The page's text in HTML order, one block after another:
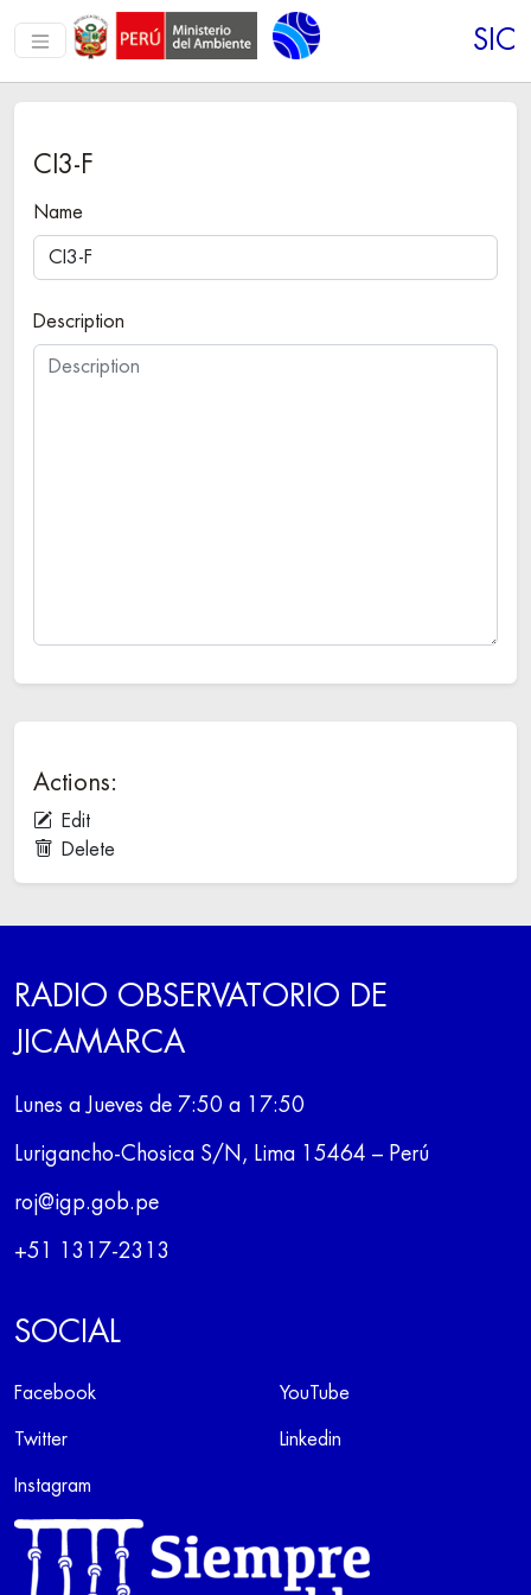
SIC
CI3-F
Name
Description
Actions:
Edit
Delete
RADIO OBSERVATORIO DE
JICAMARCA
Lunes a Jueves de 7:50 a 17:50
Lurigancho-Chosica S/N, Lima 15464 – Perú
roj@igp.gob.pe
+51 1317-2313
SOCIAL
Facebook
Twitter
Instagram
YouTube
Linkedin